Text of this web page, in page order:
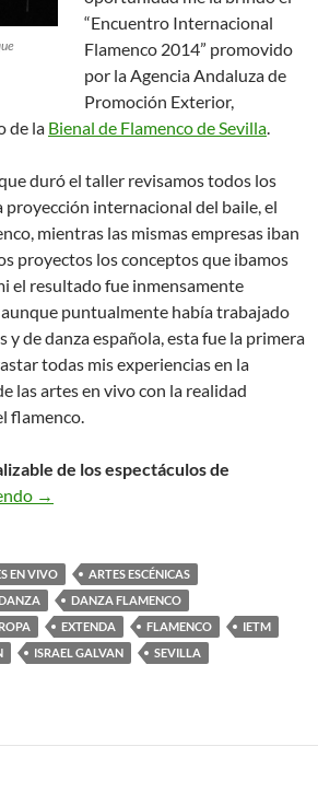
“Encuentro Internacional
Flamenco 2014” promovido
por la Agencia Andaluza de
Promoción Exterior,
de la Bienal de Flamenco de Sevilla.
duró el taller revisamos todos los
proyección internacional del baile, el
mientras las mismas empresas iban
proyectos los conceptos que ibamos
el resultado fue inmensamente
puntualmente había trabajado
y de danza española, esta fue la primera
todas mis experiencias en la
las artes en vivo con la realidad
flamenco.
de los espectáculos de
Apuntes sobre la
→
EN VIVO
ARTES ESCÉNICAS
DANZA FLAMENCO
EXTENDA FLAMENCO
IETM
ISRAEL GALVAN
SEVILLA